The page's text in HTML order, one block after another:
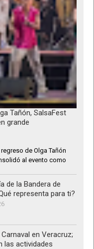
Tañón, SalsaFest
grande
de Olga Tañón
al evento como
de la Bandera de
representa para ti?
en Veracruz;
las actividades